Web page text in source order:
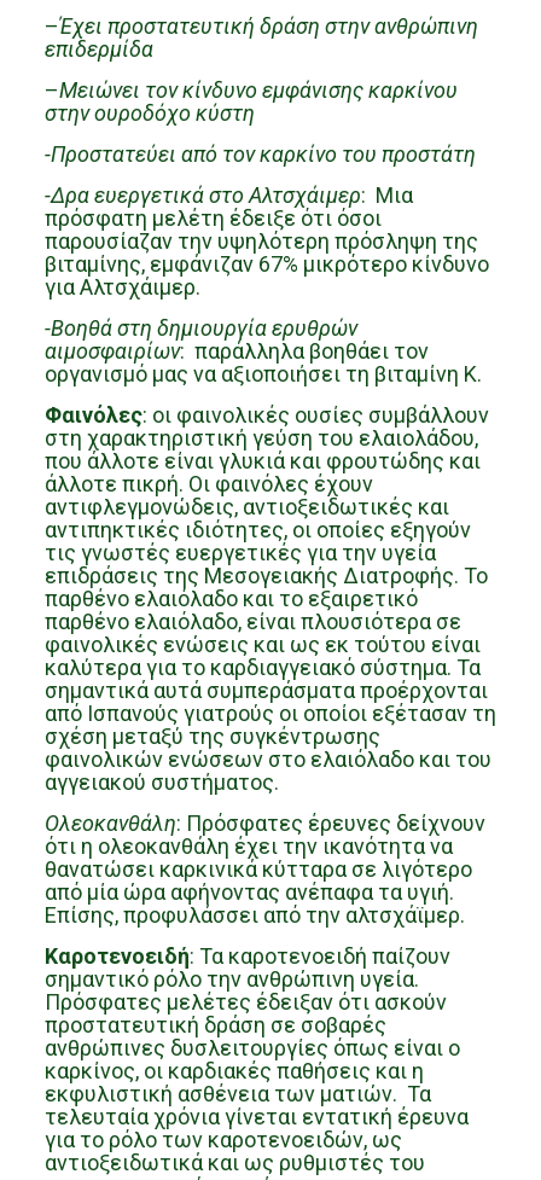
–Έχει προστατευτική δράση στην ανθρώπινη
επιδερμίδα
–Μειώνει τον κίνδυνο εμφάνισης καρκίνου
στην ουροδόχο κύστη
-Προστατεύει από τον καρκίνο του προστάτη
-Δρα ευεργετικά στο Αλτσχάιμερ: Μια
πρόσφατη μελέτη έδειξε ότι όσοι
παρουσίαζαν την υψηλότερη πρόσληψη της
βιταμίνης, εμφάνιζαν 67% μικρότερο κίνδυνο
για Αλτσχάιμερ.
-Βοηθά στη δημιουργία ερυθρών
αιμοσφαιρίων: παράλληλα βοηθάει τον
οργανισμό μας να αξιοποιήσει τη βιταμίνη Κ.
Φαινόλες: οι φαινολικές ουσίες συμβάλλουν
στη χαρακτηριστική γεύση του ελαιολάδου,
που άλλοτε είναι γλυκιά και φρουτώδης και
άλλοτε πικρή. Οι φαινόλες έχουν
αντιφλεγμονώδεις, αντιοξειδωτικές και
αντιπηκτικές ιδιότητες, οι οποίες εξηγούν
τις γνωστές ευεργετικές για την υγεία
επιδράσεις της Μεσογειακής Διατροφής. Το
παρθένο ελαιόλαδο και το εξαιρετικό
παρθένο ελαιόλαδο, είναι πλουσιότερα σε
φαινολικές ενώσεις και ως εκ τούτου είναι
καλύτερα για το καρδιαγγειακό σύστημα. Τα
σημαντικά αυτά συμπεράσματα προέρχονται
από Ισπανούς γιατρούς οι οποίοι εξέτασαν τη
σχέση μεταξύ της συγκέντρωσης
φαινολικών ενώσεων στο ελαιόλαδο και του
αγγειακού συστήματος.
Ολεοκανθάλη: Πρόσφατες έρευνες δείχνουν
ότι η ολεοκανθάλη έχει την ικανότητα να
θανατώσει καρκινικά κύτταρα σε λιγότερο
από μία ώρα αφήνοντας ανέπαφα τα υγιή.
Επίσης, προφυλάσσει από την αλτσχάϊμερ.
Καροτενοειδή: Τα καροτενοειδή παίζουν
σημαντικό ρόλο την ανθρώπινη υγεία.
Πρόσφατες μελέτες έδειξαν ότι ασκούν
προστατευτική δράση σε σοβαρές
ανθρώπινες δυσλειτουργίες όπως είναι ο
καρκίνος, οι καρδιακές παθήσεις και η
εκφυλιστική ασθένεια των ματιών. Τα
τελευταία χρόνια γίνεται εντατική έρευνα
για το ρόλο των καροτενοειδών, ως
αντιοξειδωτικά και ως ρυθμιστές του